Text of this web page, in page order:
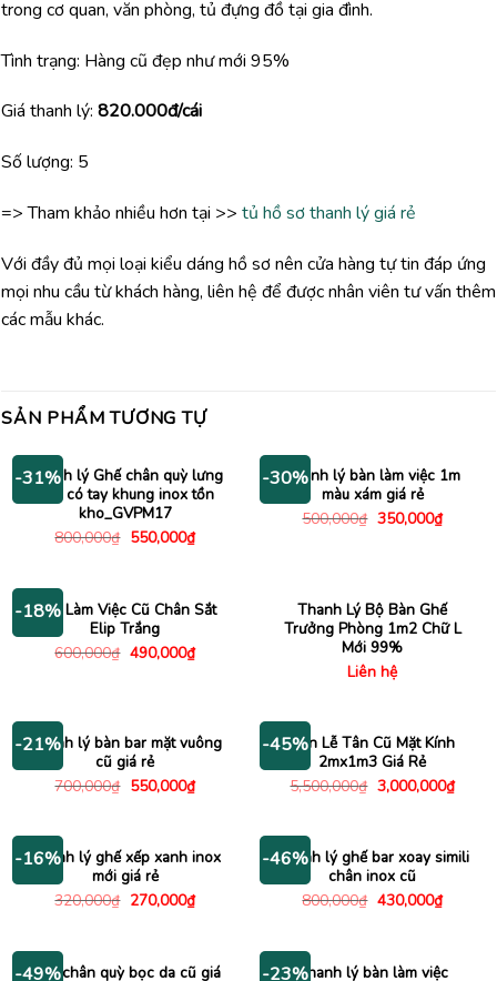
trong cơ quan, văn phòng, tủ đựng đồ tại gia đình.
Tình trạng: Hàng cũ đẹp như mới 95%
Giá thanh lý: 820.000đ/cái
Số lượng: 5
=> Tham khảo nhiều hơn tại >> tủ hồ sơ thanh lý giá rẻ
Với đầy đủ mọi loại kiểu dáng hồ sơ nên cửa hàng tự tin đáp ứng
mọi nhu cầu từ khách hàng, liên hệ để được nhân viên tư vấn thêm
các mẫu khác.
SẢN PHẨM TƯƠNG TỰ
-31%
Thanh lý Ghế chân quỳ lưng
lưới có tay khung inox tồn
kho_GVPM17
800,000₫ Giá
550,000₫Giá
hiện
-30%Thanh lý bàn làm việc 1m
màu xám giá rẻ
500,000₫ Giá
350,000₫Giá
hiện
-18%
Bàn Làm Việc Cũ Chân Sắt
Elip Trắng
600,000₫ Giá
490,000₫Giá
hiện
Thanh Lý Bộ Bàn Ghế
Trưởng Phòng 1m2 Chữ L
Mới 99%
Liên hệ
-21%
Thanh lý bàn bar mặt vuông
cũ giá rẻ
700,000₫ Giá
550,000₫Giá
hiện
550,000₫.
-45%Bàn Lễ Tân Cũ Mặt Kính
2mx1m3 Giá Rẻ
5,500,000₫ Giá
gốc
3,000,000₫Giá
hiện
-16%
Thanh lý ghế xếp xanh inox
mới giá rẻ
320,000₫ Giá
270,000₫Giá
hiện
270,000₫.
-46%
Thanh lý ghế bar xoay simili
chân inox cũ
800,000₫ Giá
430,000₫Giá
hiện
-49%
Ghế chân quỳ bọc da cũ giá
-23%Thanh lý bàn làm việc